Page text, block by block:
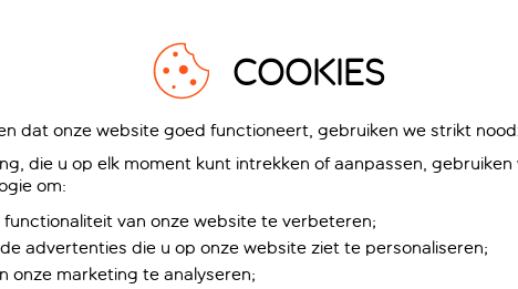
COOKIES
dat onze website goed functioneert, gebruiken we strikt
die u op elk moment kunt intrekken of aanpassen, gebruiken
om:
van onze website te verbeteren;
advertenties die u op onze website ziet te personaliseren;
onze marketing te analyseren;